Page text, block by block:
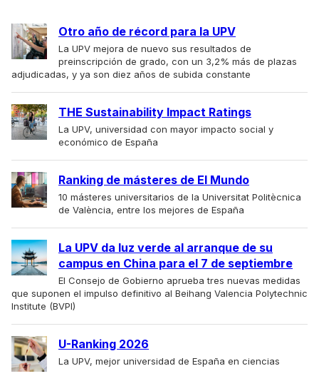
Otro año de récord para la UPV
La UPV mejora de nuevo sus resultados de
preinscripción de grado, con un 3,2% más de plazas
adjudicadas, y ya son diez años de subida constante
THE Sustainability Impact Ratings
La UPV, universidad con mayor impacto social y
económico de España
Ranking de másteres de El Mundo
10 másteres universitarios de la Universitat Politècnica
de València, entre los mejores de España
La UPV da luz verde al arranque de su
campus en China para el 7 de septiembre
El Consejo de Gobierno aprueba tres nuevas medidas
que suponen el impulso definitivo al Beihang Valencia Polytechnic
Institute (BVPI)
U-Ranking 2026
La UPV, mejor universidad de España en ciencias